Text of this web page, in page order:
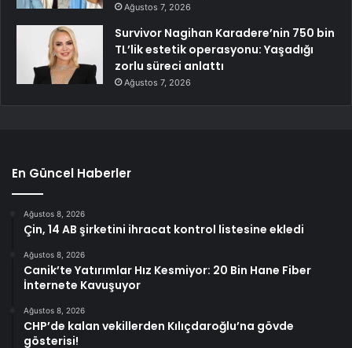
Ağustos 7, 2026
Survivor Nagihan Karadere’nin 750 bin
TL’lik estetik operasyonu: Yaşadığı
zorlu süreci anlattı
Ağustos 7, 2026
En Güncel Haberler
Ağustos 8, 2026
Çin, 14 AB şirketini ihracat kontrol listesine ekledi
Ağustos 8, 2026
Canik’te Yatırımlar Hız Kesmiyor: 20 Bin Hane Fiber
İnternete Kavuşuyor
Ağustos 8, 2026
CHP’de kalan vekillerden Kılıçdaroğlu’na gövde
gösterisi!